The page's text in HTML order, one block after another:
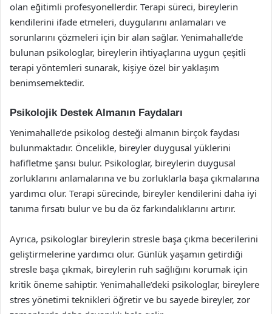
olan eğitimli profesyonellerdir. Terapi süreci, bireylerin
kendilerini ifade etmeleri, duygularını anlamaları ve
sorunlarını çözmeleri için bir alan sağlar. Yenimahalle’de
bulunan psikologlar, bireylerin ihtiyaçlarına uygun çeşitli
terapi yöntemleri sunarak, kişiye özel bir yaklaşım
benimsemektedir.
Psikolojik Destek Almanın Faydaları
Yenimahalle’de psikolog desteği almanın birçok faydası
bulunmaktadır. Öncelikle, bireyler duygusal yüklerini
hafifletme şansı bulur. Psikologlar, bireylerin duygusal
zorluklarını anlamalarına ve bu zorluklarla başa çıkmalarına
yardımcı olur. Terapi sürecinde, bireyler kendilerini daha iyi
tanıma fırsatı bulur ve bu da öz farkındalıklarını artırır.
Ayrıca, psikologlar bireylerin stresle başa çıkma becerilerini
geliştirmelerine yardımcı olur. Günlük yaşamın getirdiği
stresle başa çıkmak, bireylerin ruh sağlığını korumak için
kritik öneme sahiptir. Yenimahalle’deki psikologlar, bireylere
stres yönetimi teknikleri öğretir ve bu sayede bireyler, zor